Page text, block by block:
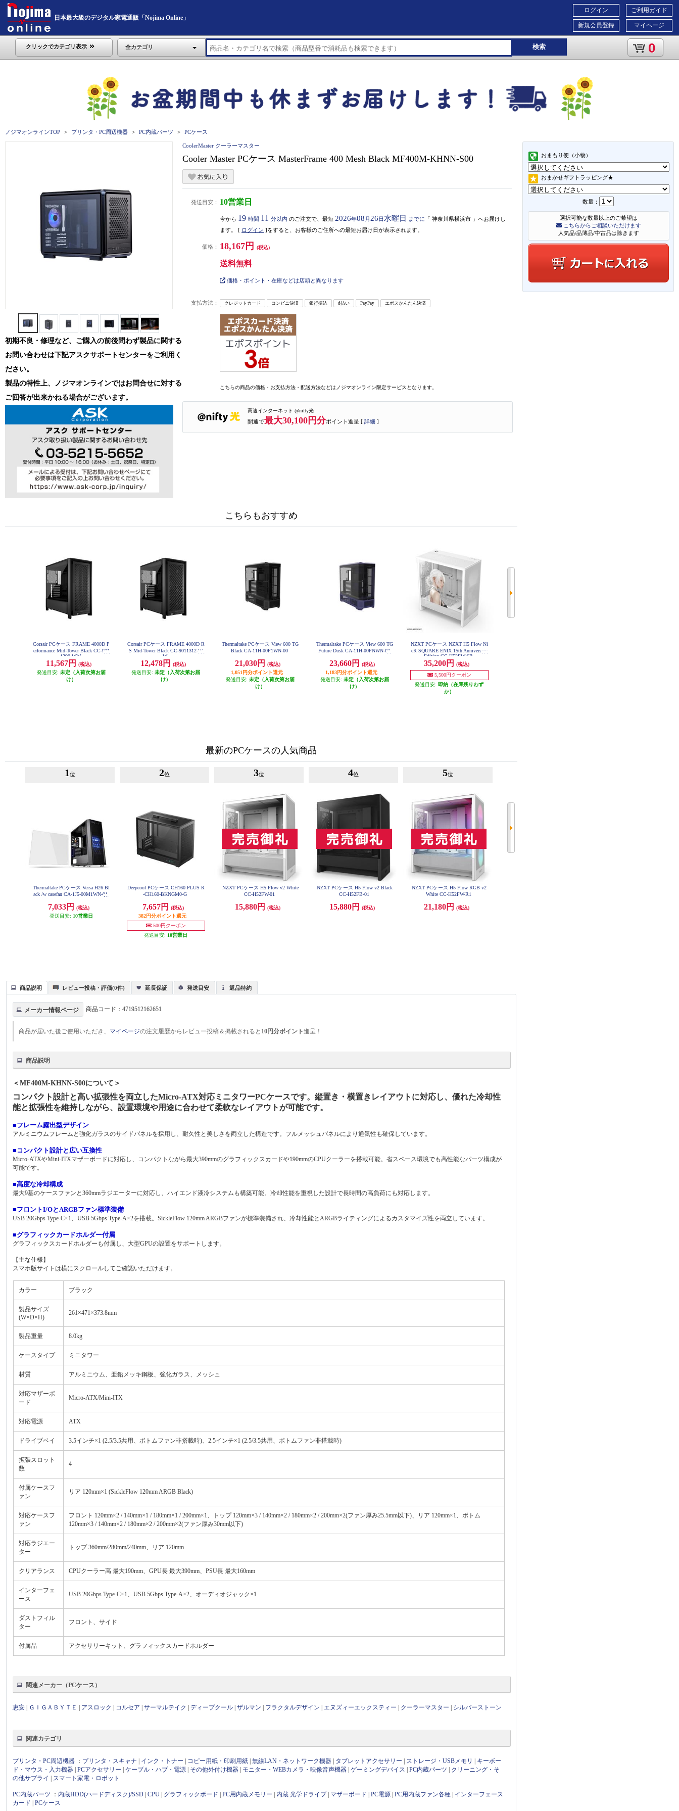
日本最大級のデジタル家電通販「Nojima Online」
ご利用ガイド
マイページ
ログイン
新規会員登録
クリックでカテゴリ表示 全カテゴリ 検索 0
ノジマオンラインTOP プリンタ・PC周辺機器 PC内蔵パーツ PCケース
おまもり便（小物）
おまかせギフトラッピング★
数量：
選択可能な数量以上のご希望は
こちらからご相談いただけます
人気品/品薄品/中古品は除きます
初期不良・修理など、ご購入の前後問わず製品に関する
お問い合わせは下記アスクサポートセンターをご利用く
ださい。
製品の特性上、ノジマオンラインではお問合せに対する
ご回答が出来かねる場合がございます。
CoolerMaster クーラーマスター
Cooler Master PCケース MasterFrame 400 Mesh Black MF400M-KHNN-S00
発送目安： 10営業日
今から 19 時間 11 分以内 のご注文で、最短 2026年08 月 26日 水曜日 までに 「 神奈川県横浜市 」 へお届けし
ます。 [ ログイン ]をすると、お客様のご住所への最短お届け日が表示されます。
価格： 18,167円 (税込)
送料無料
価格・ポイント・在庫などは店頭と異なります
支払方法： クレジットカード コンビニ決済 銀行振込 d払い PayPay エポスかんたん決済
こちらの商品の価格・お支払方法・配送方法などはノジマオンライン限定サービスとなります。
高速インターネット @nifty光
開通で最大30,100円分ポイント進呈 [ 詳細 ]
こちらもおすすめ
Corsair PCケース FRAME 4000D P
erformance Mid-Tower Black CC-901
1290-WW
11,567円
(税込)
発送目安: 未定（入荷次第お届
け）
Corsair PCケース FRAME 4000D R
S Mid-Tower Black CC-9011312-W
W
12,478円
(税込)
発送目安: 未定（入荷次第お届
け）
Thermaltake PCケース View 600 TG
Black CA-11H-00F1WN-00
21,030円
(税込)
1,051円分ポイント還元
発送目安: 未定（入荷次第お届
け）
Thermaltake PCケース View 600 TG
Future Dusk CA-11H-00FNWN-00
23,660円
(税込)
1,183円分ポイント還元
発送目安: 未定（入荷次第お届
け）
NZXT PCケース NZXT H5 Flow Ni
eR SQUARE ENIX 15th Anniversary
Edition CC-H52FW-SB
35,200円
(税込)
5,500円クーポン
発送目安: 即納（在庫残りわず
か）
最新のPCケースの人気商品
1 位
Thermaltake PCケース Versa H26 Bl
ack /w casefan CA-1J5-00M1WN-01
7,033円
(税込)
発送目安: 10営業日
2位
Deepcool PCケース CH160 PLUS R
-CH160-BKNGM0-G
7,657円
(税込)
382円分ポイント還元
500円クーポン
発送目安: 10営業日
3位
NZXT PCケース H5 Flow v2 White
CC-H52FW-01
15,880円 (税込)
4位
NZXT PCケース H5 Flow v2 Black
CC-H52FB-01
15,880円 (税込)
5位
NZXT PCケース H5 Flow RGB v2
White CC-H52FW-R1
21,180円 (税込)
商品説明 レビュー投稿・評価(0件) 延長保証 発送目安 返品特約
メーカー情報ページ 商品コード：4719512162651
商品が届いた後ご使用いただき、 マイページの注文履歴からレビュー投稿＆掲載されると 10円分ポイント進呈！
商品説明
＜MF400M-KHNN-S00について＞
コンパクト設計と高い拡張性を両立したMicro-ATX対応ミニタワーPCケースです。縦置き・横置きレイアウトに対応し、優れた冷却性
能と拡張性を維持しながら、設置環境や用途に合わせて柔軟なレイアウトが可能です。
■フレーム露出型デザイン
アルミニウムフレームと強化ガラスのサイドパネルを採用し、耐久性と美しさを両立した構造です。フルメッシュパネルにより通気性も確保しています。
■コンパクト設計と広い互換性
Micro-ATXやMini-ITXマザーボードに対応し、コンパクトながら最大390mmのグラフィックスカードや190mmのCPUクーラーを搭載可能。省スペース環境でも高性能なパーツ構成が
可能です。
■高度な冷却構成
最大9基のケースファンと360mmラジエーターに対応し、ハイエンド液冷システムも構築可能。冷却性能を重視した設計で長時間の高負荷にも対応します。
■フロントI/OとARGBファン標準装備
USB 20Gbps Type-C×1、USB 5Gbps Type-A×2を搭載。SickleFlow 120mm ARGBファンが標準装備され、冷却性能とARGBライティングによるカスタマイズ性を両立しています。
■グラフィックカードホルダー付属
グラフィックスカードホルダーも付属し、大型GPUの設置をサポートします。
【主な仕様】
スマホ版サイトは横にスクロールしてご確認いただけます。
カラー ブラック
製品サイズ
(W×D×H)
261×471×373.8mm
製品重量 8.0kg
ケースタイプ ミニタワー
材質 アルミニウム、亜鉛メッキ鋼板、強化ガラス、メッシュ
対応マザーボ
ード
Micro-ATX/Mini-ITX
対応電源 ATX
ドライブベイ 3.5インチ×1 (2.5/3.5共用、ボトムファン非搭載時)、2.5インチ×1 (2.5/3.5共用、ボトムファン非搭載時)
拡張スロット
数
4
付属ケースフ
ァン
リア 120mm×1 (SickleFlow 120mm ARGB Black)
対応ケースフ
ァン
フロント 120mm×2 / 140mm×1 / 180mm×1 / 200mm×1、トップ 120mm×3 / 140mm×2 / 180mm×2 / 200mm×2(ファン厚み25.5mm以下)、リア 120mm×1、ボトム
120mm×3 / 140mm×2 / 180mm×2 / 200mm×2(ファン厚み30mm以下)
対応ラジエー
ター
トップ 360mm/280mm/240mm、リア 120mm
クリアランス CPUクーラー高 最大190mm、GPU長 最大390mm、PSU長 最大160mm
インターフェ
ース
USB 20Gbps Type-C×1、USB 5Gbps Type-A×2、オーディオジャック×1
ダストフィル
ター
フロント、サイド
付属品 アクセサリーキット、グラフィックスカードホルダー
関連メーカー（PCケース）
恵安 | ＧＩＧＡＢＹＴＥ | アスロック | コルセア |サーマルテイク |ディープクール |ザルマン | フラクタルデザイン | エヌズィーエックスティー | クーラーマスター | シルバーストーン
関連カテゴリ
プリンタ・PC周辺機器 ： プリンタ・スキャナ | インク・トナー | コピー用紙・印刷用紙 |無線LAN・ネットワーク機器 | タブレットアクセサリー | ストレージ・USBメモリ | キーボー
ド・マウス・入力機器 |PCアクセサリー |ケーブル・ハブ・電源 | その他外付け機器 | モニター・WEBカメラ・映像音声機器 |ゲーミングデバイス |PC内蔵パーツ | クリーニング・そ
の他サプライ | スマート家電・ロボット
PC内蔵パーツ ： 内蔵HDD(ハードディスク)/SSD |CPU | グラフィックボード |PC用内蔵メモリー | 内蔵 光学ドライブ | マザーボード |PC電源 |PC用内蔵ファン各種 | インターフェース
カード |PCケース